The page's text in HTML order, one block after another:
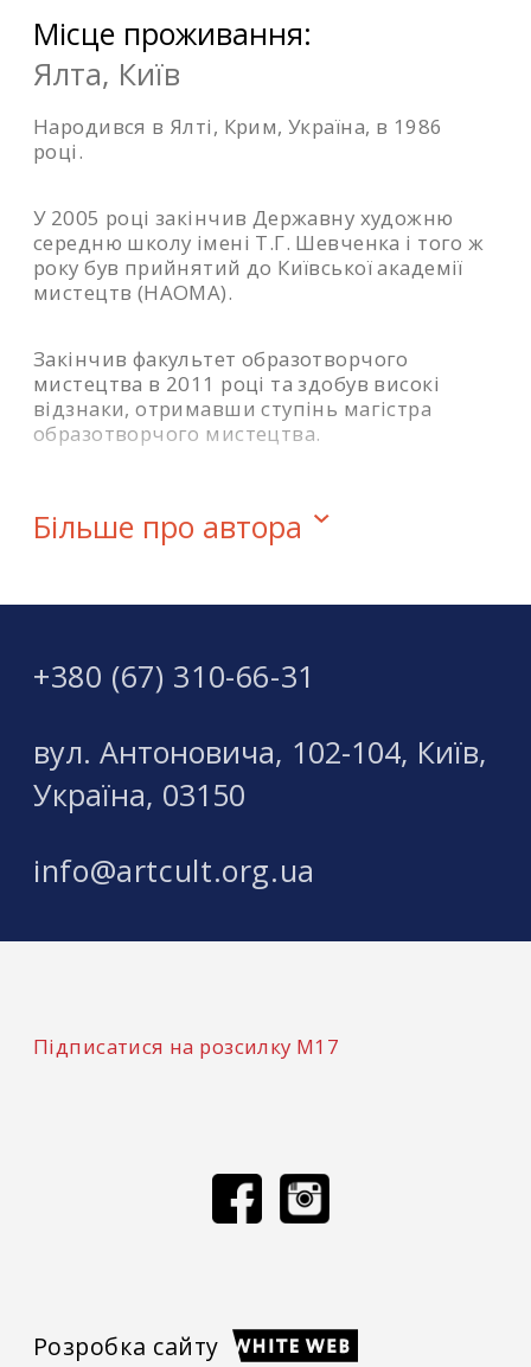
Місце проживання:
Ялта, Київ
Народився в Ялті, Крим, Україна, в 1986
році.
У 2005 році закінчив Державну художню
середню школу імені Т.Г. Шевченка і того ж
року був прийнятий до Київської академії
мистецтв (НАОМА).
Закінчив факультет образотворчого
мистецтва в 2011 році та здобув високі
відзнаки, отримавши ступінь магістра
образотворчого мистецтва.
Більше про автора
+380 (67) 310-66-31
вул. Антоновича, 102-104, Київ,
Україна, 03150
info@artcult.org.ua
Підписатися на розсилку М17
Розробка сайту